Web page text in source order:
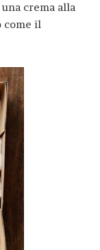
crema alla
come il